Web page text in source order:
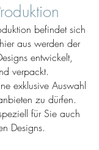
befindet sich
aus werden der
entwickelt,
verpackt.
exklusive Auswahl
zu dürfen.
für Sie auch
Designs.